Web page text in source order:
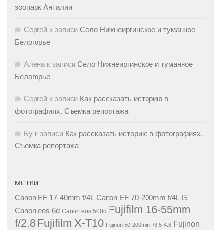
зоопарк Анталии
Сергей к записи Село Нижнеиргинское и туманное
Белогорье
Алена к записи Село Нижнеиргинское и туманное
Белогорье
Сергей к записи Как рассказать историю в
фотографиях. Съемка репортажа
Бу к записи Как рассказать историю в фотографиях.
Съемка репортажа
МЕТКИ
Canon EF 17-40mm f/4L Canon EF 70-200mm f/4L IS
Canon eos 6d Canon eos 500d Fujifilm 16-55mm
f/2.8 Fujifilm X-T10 Fujinon 50-200mm f/3.5-4.8 Fujinon